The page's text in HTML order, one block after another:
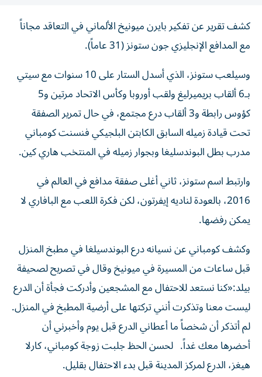
كشف تقرير عن تفكير بايرن ميونيخ الألماني في التعاقد مجاناً
مع المدافع الإنجليزي جون ستونز (31 عاماً).
وسيلعب ستونز، الذي أسدل الستار على 10 سنوات مع سيتي
بـ6 ألقاب بريميرليغ ولقب أوروبا وكأس الاتحاد مرتين و5
كؤوس رابطة و3 ألقاب درع مجتمع، في حال تمرير الصفقة
تحت قيادة زميله السابق الكابتن البلجيكي فنسنت كومباني
مدرب بطل البوندسليغا وبجوار زميله في المنتخب هاري كين.
وارتبط اسم ستونز، ثاني أغلى صفقة مدافع في العالم في
2016، بالعودة لناديه إيفرتون، لكن فكرة اللعب مع البافاري لا
يمكن رفضها.
وكشف كومباني عن نسيانه درع البوندسيلغا في مطبخ المنزل
قبل ساعات من المسيرة في ميونيخ وقال في تصريح لصحيفة
بيلد:«كنا نستعد للاحتفال مع المشجعين وأدركت فجأة أن الدرع
ليست معنا وتذكرت أنني تركتها على أرضية المطبخ في المنزل.
لم أتذكر أن شخصاً ما أعطاني الدرع قبل يوم وأخبرني أن
أحضرها معك غداً. لحسن الحظ جلبت زوجة كومباني، كارلا
هيغز، الدرع لمركز المدينة قبل بدء الاحتفال بقليل.